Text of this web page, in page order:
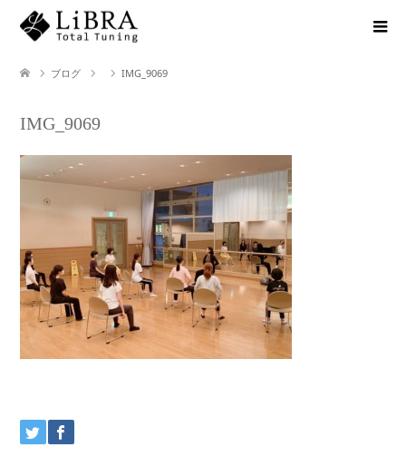
ブログ IMG_9069
IMG_9069